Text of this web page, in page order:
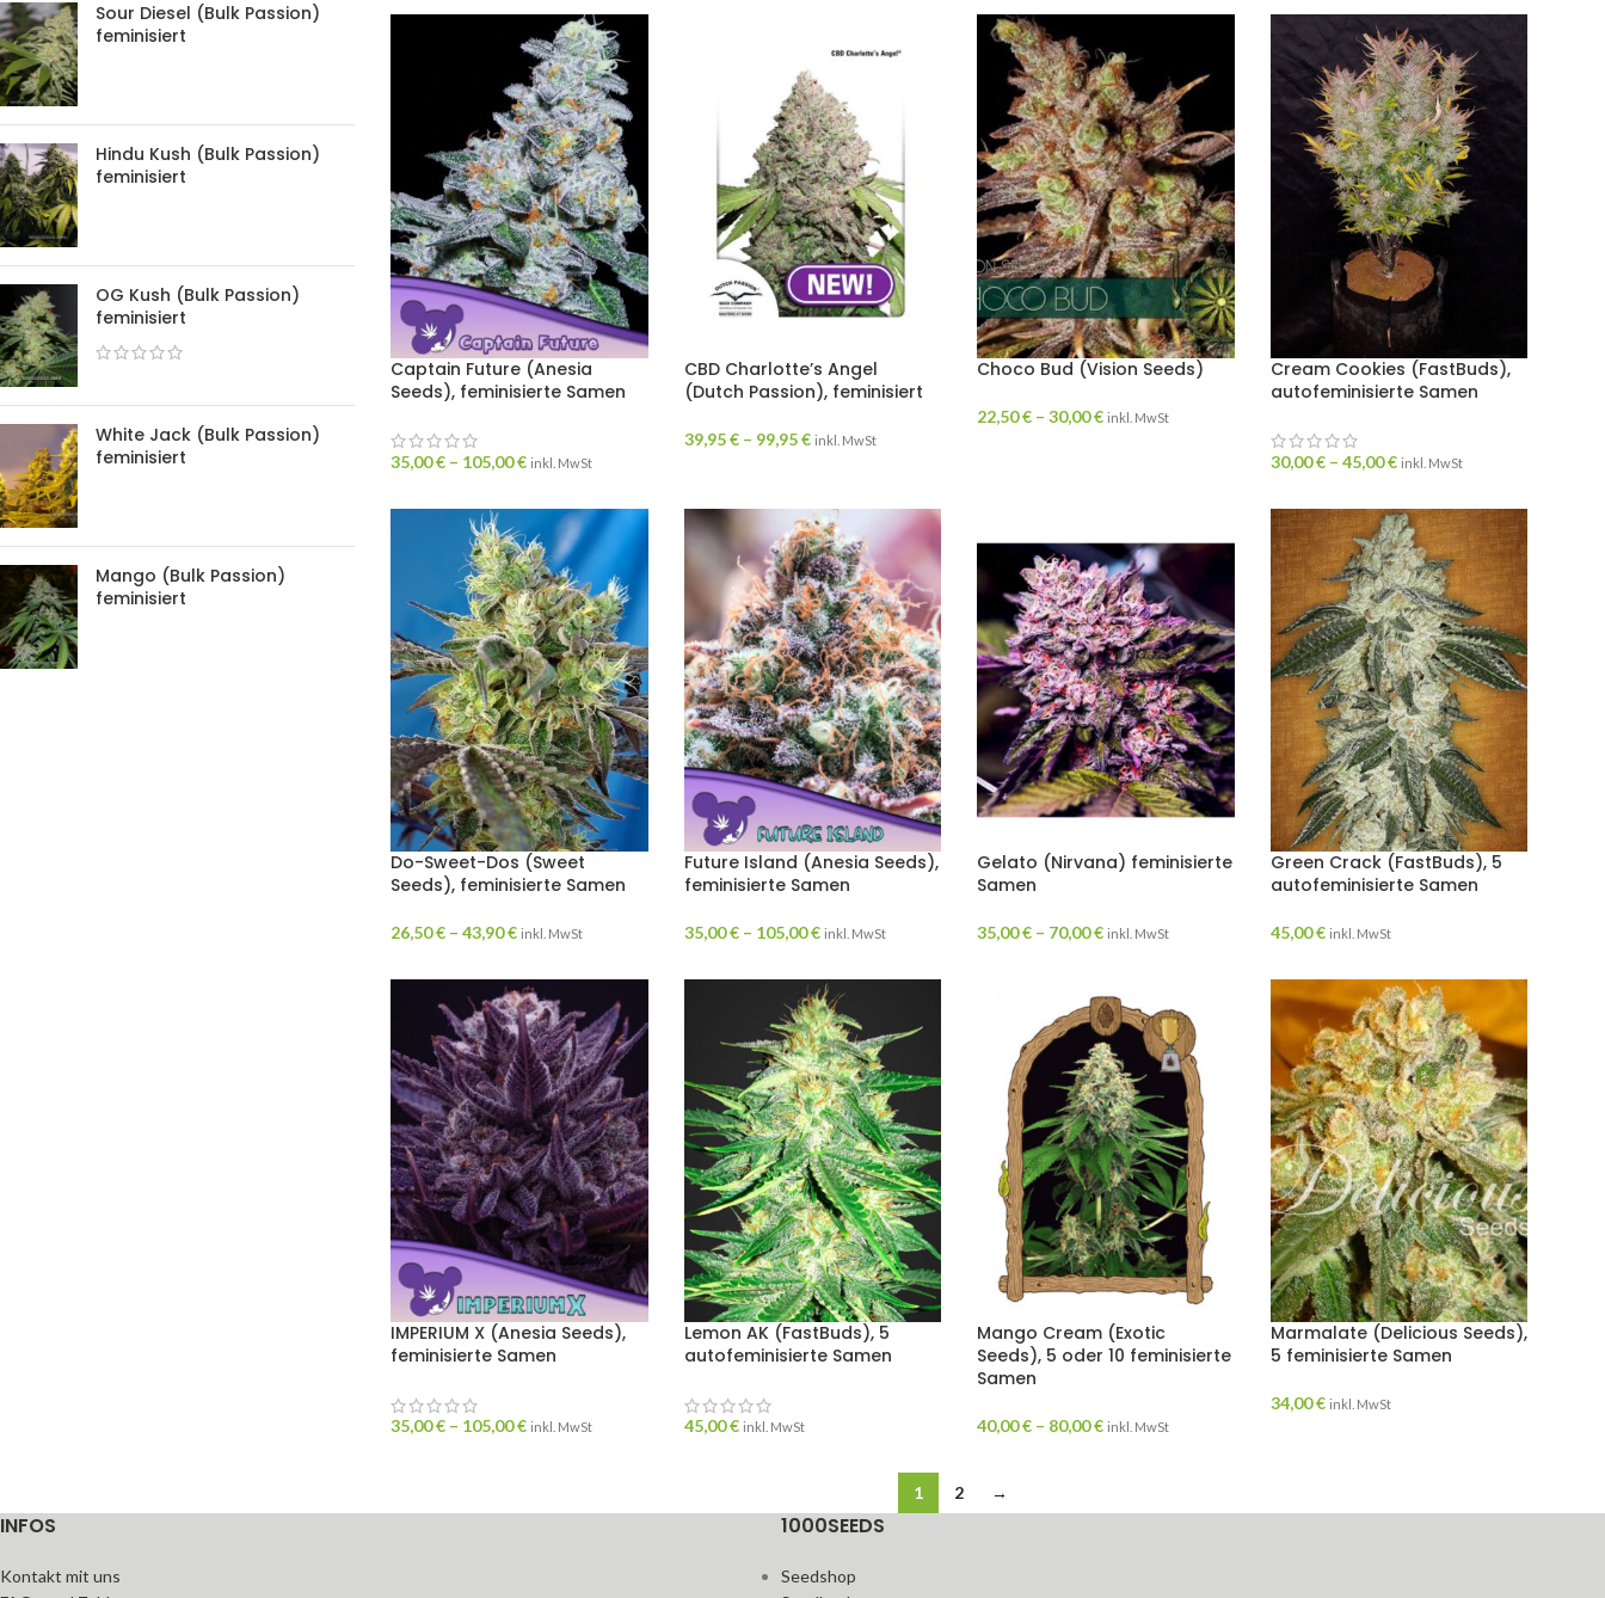
Sour Diesel (Bulk Passion)
feminisiert
Hindu Kush (Bulk Passion)
feminisiert
OG Kush (Bulk Passion)
feminisiert
White Jack (Bulk Passion)
feminisiert
Mango (Bulk Passion)
feminisiert
Captain Future (Anesia
Seeds), feminisierte Samen
35,00€ – 105,00€ inkl. MwSt
CBD Charlotte’s Angel
(Dutch Passion), feminisiert
39,95€ – 99,95€ inkl. MwSt
Choco Bud (Vision Seeds)
22,50€ –30,00€ inkl. MwSt
Cream Cookies (FastBuds),
autofeminisierte Samen
30,00€ – 45,00€ inkl. MwSt
Do-Sweet-Dos (Sweet
Seeds), feminisierte Samen
26,50€ –43,90€ inkl. MwSt
Future Island (Anesia Seeds),
feminisierte Samen
35,00€ – 105,00€ inkl. MwSt
Gelato (Nirvana) feminisierte
Samen
35,00€ – 70,00€ inkl. MwSt
Green Crack (FastBuds), 5
autofeminisierte Samen
45,00€ inkl. MwSt
IMPERIUM X (Anesia Seeds),
feminisierte Samen
35,00€ – 105,00€ inkl. MwSt
Lemon AK (FastBuds), 5
autofeminisierte Samen
45,00€ inkl. MwSt
Mango Cream (Exotic
Seeds), 5 oder 10 feminisierte
Samen
40,00€ – 80,00€ inkl. MwSt
Marmalate (Delicious Seeds),
5 feminisierte Samen
34,00€ inkl. MwSt
1 2 →
INFOS
Kontakt mit uns
1000SEEDS
Seedshop